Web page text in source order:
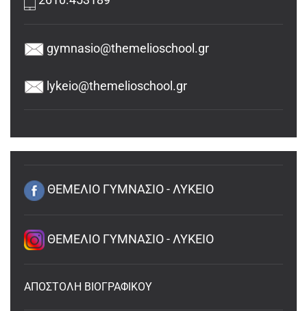
gymnasio@themelioschool.gr
lykeio@themelioschool.gr
ΘΕΜΕΛΙΟ ΓΥΜΝΑΣΙΟ - ΛΥΚΕΙΟ
ΘΕΜΕΛΙΟ ΓΥΜΝΑΣΙΟ - ΛΥΚΕΙΟ
ΑΠΟΣΤΟΛΗ ΒΙΟΓΡΑΦΙΚΟΥ